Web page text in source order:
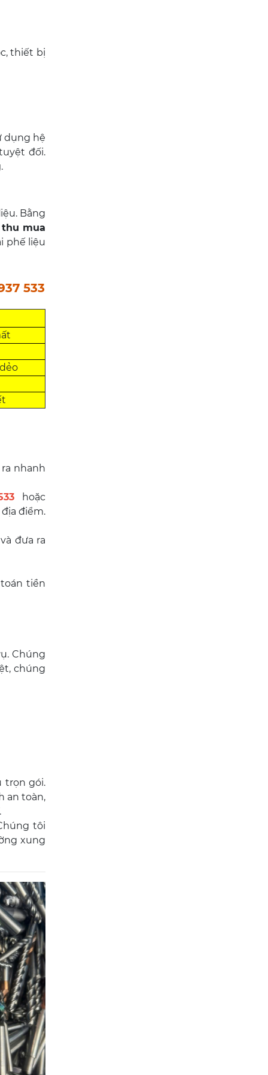
thiết bị
dụng hệ
đối.
Bằng
thu mua
phế liệu
533
nhanh
hoặc
điểm.
đưa ra
tiền
Chúng
chúng
trọn gói.
an toàn,
tôi
xung